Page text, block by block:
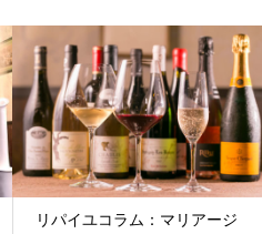
【営業時間短縮のお知らせ】